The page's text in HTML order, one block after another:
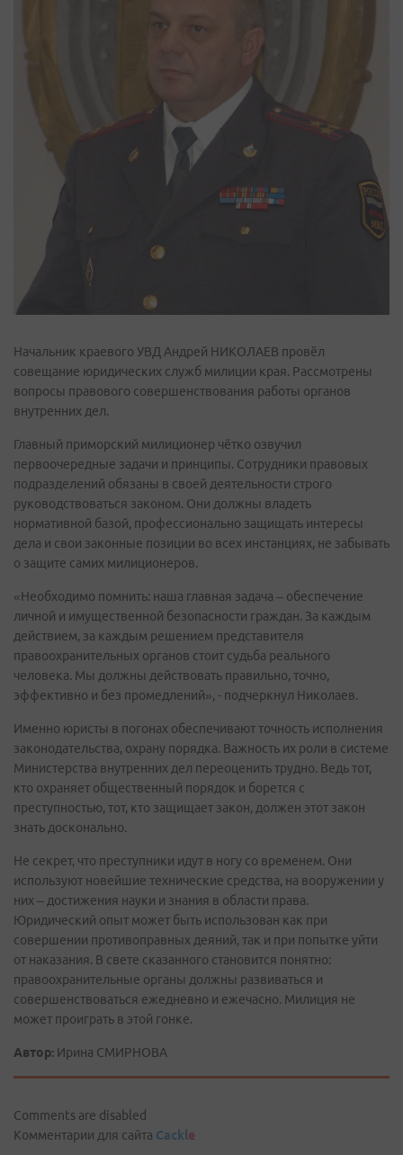
Начальник краевого УВД Андрей НИКОЛАЕВ провёл
совещание юридических служб милиции края. Рассмотрены
вопросы правового совершенствования работы органов
внутренних дел.
Главный приморский милиционер чётко озвучил
первоочередные задачи и принципы. Сотрудники правовых
подразделений обязаны в своей деятельности строго
руководствоваться законом. Они должны владеть
нормативной базой, профессионально защищать интересы
дела и свои законные позиции во всех инстанциях, не забывать
о защите самих милиционеров.
«Необходимо помнить: наша главная задача – обеспечение
личной и имущественной безопасности граждан. За каждым
действием, за каждым решением представителя
правоохранительных органов стоит судьба реального
человека. Мы должны действовать правильно, точно,
эффективно и без промедлений», - подчеркнул Николаев.
Именно юристы в погонах обеспечивают точность исполнения
законодательства, охрану порядка. Важность их роли в системе
Министерства внутренних дел переоценить трудно. Ведь тот,
кто охраняет общественный порядок и борется с
преступностью, тот, кто защищает закон, должен этот закон
знать досконально.
Не секрет, что преступники идут в ногу со временем. Они
используют новейшие технические средства, на вооружении у
них – достижения науки и знания в области права.
Юридический опыт может быть использован как при
совершении противоправных деяний, так и при попытке уйти
от наказания. В свете сказанного становится понятно:
правоохранительные органы должны развиваться и
совершенствоваться ежедневно и ежечасно. Милиция не
может проиграть в этой гонке.
Автор: Ирина СМИРНОВА
Comments are disabled
Комментарии для сайта Cackle